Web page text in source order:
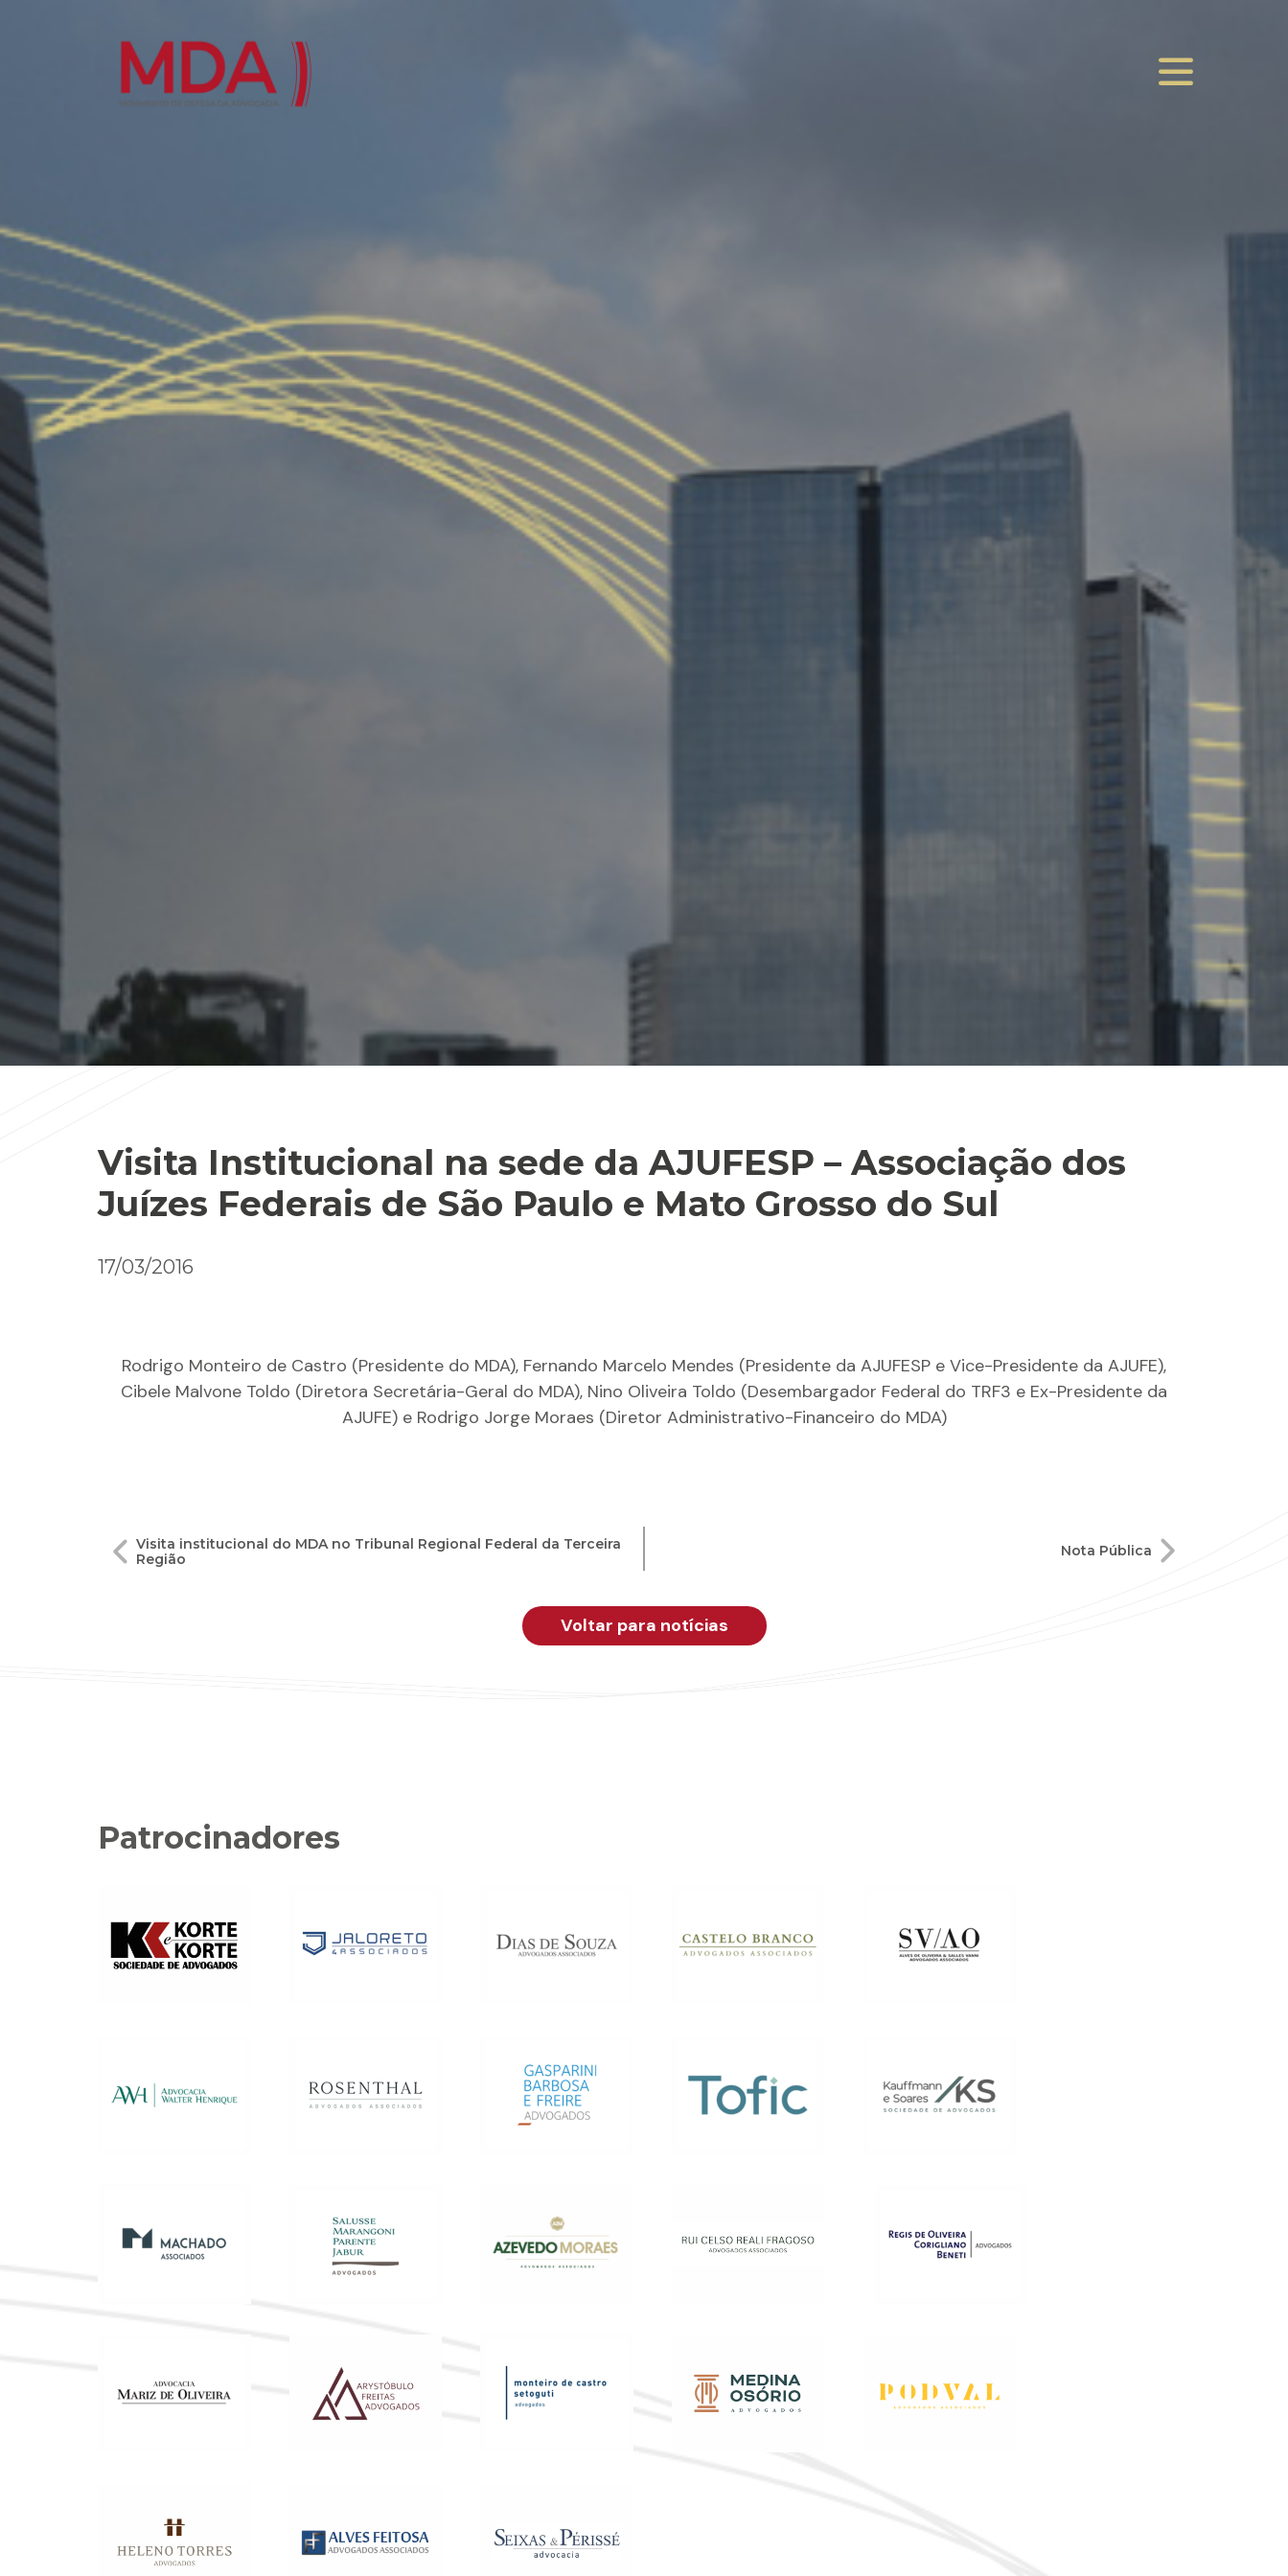
Visita Institucional na sede da AJUFESP – Associação dos
Juízes Federais de São Paulo e Mato Grosso do Sul
17/03/2016
Rodrigo Monteiro de Castro (Presidente do MDA), Fernando Marcelo Mendes (Presidente da AJUFESP e Vice-Presidente da AJUFE),
Cibele Malvone Toldo (Diretora Secretária-Geral do MDA), Nino Oliveira Toldo (Desembargador Federal do TRF3 e Ex-Presidente da
AJUFE) e Rodrigo Jorge Moraes (Diretor Administrativo-Financeiro do MDA)
Navegação
Visita institucional do MDA no Tribunal Regional Federal da Terceira
Região
Nota Pública
Voltar para notícias
Patrocinadores